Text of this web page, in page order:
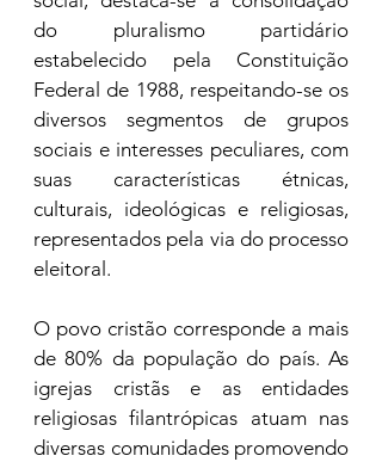
do pluralismo partidário
estabelecido pela Constituição
Federal de 1988, respeitando-se os
diversos segmentos de grupos
sociais e interesses peculiares, com
suas características étnicas,
culturais, ideológicas e religiosas,
representados pela via do processo
eleitoral.
O povo cristão corresponde a mais
de 80% da população do país. As
igrejas cristãs e as entidades
religiosas filantrópicas atuam nas
diversas comunidades promovendo